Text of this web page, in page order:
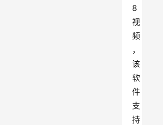
8
视
频
，
该
软
件
支
持